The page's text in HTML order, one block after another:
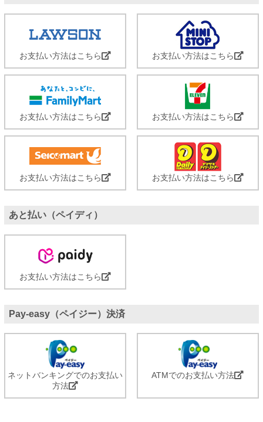
お支払い方法はこちら お支払い方法はこちら
お支払い方法はこちら お支払い方法はこちら
お支払い方法はこちら お支払い方法はこちら
あと払い（ペイディ）
お支払い方法はこちら
Pay-easy（ペイジー）決済
ネットバンキングでのお支払い
方法
ATMでのお支払い方法